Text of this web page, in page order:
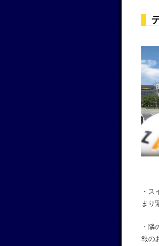
・
まり
・
報の